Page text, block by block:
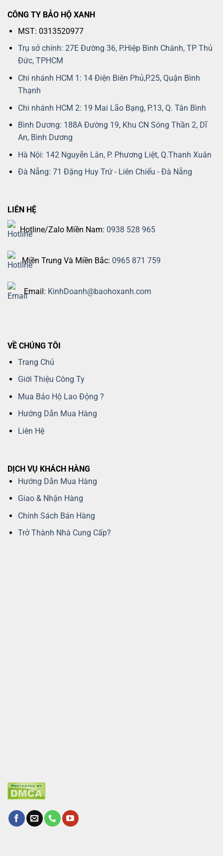
CÔNG TY BẢO HỘ XANH
MST: 0313520977
Trụ sở chính: 27E Đường 36, P.Hiệp Bình Chánh, TP Thủ
Đức, TPHCM
Chi nhánh HCM 1: 14 Điện Biên Phủ,P.25, Quận Bình
Thạnh
Chi nhánh HCM 2: 19 Mai Lão Bạng, P.13, Q. Tân Bình
Bình Dương: 188A Đường 19, Khu CN Sóng Thần 2, Dĩ
An, Bình Dương
Hà Nội: 142 Nguyễn Lân, P. Phương Liệt, Q.Thanh Xuân
Đà Nẵng: 71 Đặng Huy Trứ - Liên Chiểu - Đà Nẵng
LIÊN HỆ
Hotline/Zalo Miền Nam: 0938 528 965
Miền Trung Và Miền Bắc: 0965 871 759
Email: KinhDoanh@baohoxanh.com
VỀ CHÚNG TÔI
Trang Chủ
Giới Thiệu Công Ty
Mua Bảo Hộ Lao Động ?
Hướng Dẫn Mua Hàng
Liên Hệ
DỊCH VỤ KHÁCH HÀNG
Hướng Dẫn Mua Hàng
Giao & Nhận Hàng
Chính Sách Bán Hàng
Trở Thành Nhà Cung Cấp?